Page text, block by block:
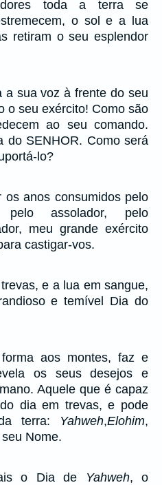
toda a terra se
o sol e a lua
retiram o seu esplendor
sua voz à frente do seu
o seu exército! Como são
ao seu comando.
do SENHOR. Como será
lo?
os anos consumidos pelo
pelo assolador, pelo
meu grande exército
castigar-vos.
e a lua em sangue,
e temível Dia do
aos montes, faz e
os seus desejos e
Aquele que é capaz
dia em trevas, e pode
terra: Yahweh,Elohim,
Nome.
o Dia de
Yahweh, o